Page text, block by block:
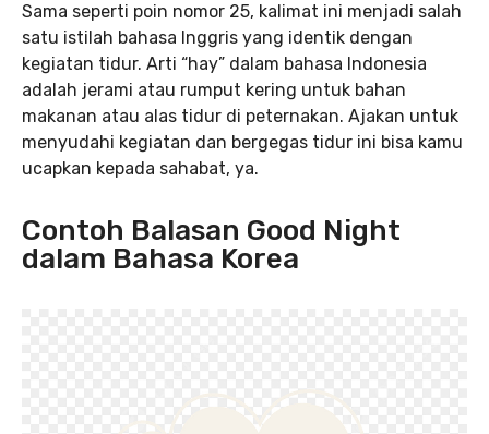
Sama seperti poin nomor 25, kalimat ini menjadi salah
satu istilah bahasa Inggris yang identik dengan
kegiatan tidur. Arti “hay” dalam bahasa Indonesia
adalah jerami atau rumput kering untuk bahan
makanan atau alas tidur di peternakan. Ajakan untuk
menyudahi kegiatan dan bergegas tidur ini bisa kamu
ucapkan kepada sahabat, ya.
Contoh Balasan Good Night
dalam Bahasa Korea